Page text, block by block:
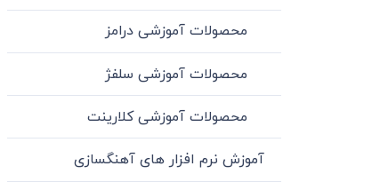
محصولات آموزشی درامز
محصولات آموزشی سلفژ
محصولات آموزشی کلارینت
آموزش نرم افزار های آهنگسازی